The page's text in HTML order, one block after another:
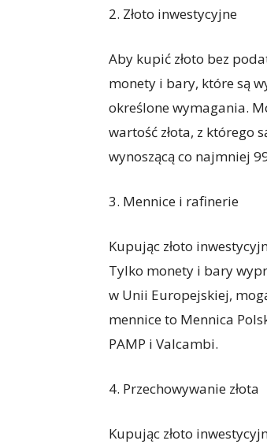
2. Złoto inwestycyjne
Aby kupić złoto bez
monety i bary, które są
określone wymagania.
wartość złota, z którego
wynoszącą co najmniej
3. Mennice i rafinerie
Kupując złoto
Tylko monety i bary
w Unii Europejskiej,
mennice to Mennica
PAMP i Valcambi.
4. Przechowywanie złota
Kupując złoto